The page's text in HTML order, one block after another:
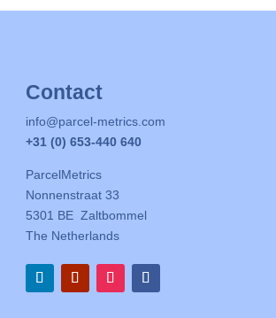
Contact
info@parcel-metrics.com
+31 (0) 653-440 640
ParcelMetrics
Nonnenstraat 33
5301 BE Zaltbommel
The Netherlands